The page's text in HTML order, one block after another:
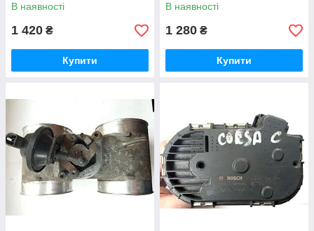
В наявності
1 420 ₴
Купити
В наявності
1 280 ₴
Купити